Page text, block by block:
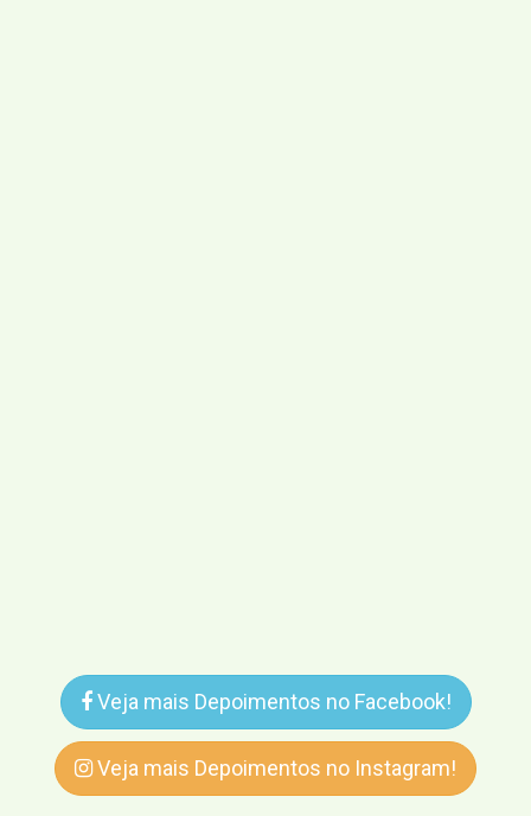
Veja mais Depoimentos no Facebook!
Veja mais Depoimentos no Instagram!